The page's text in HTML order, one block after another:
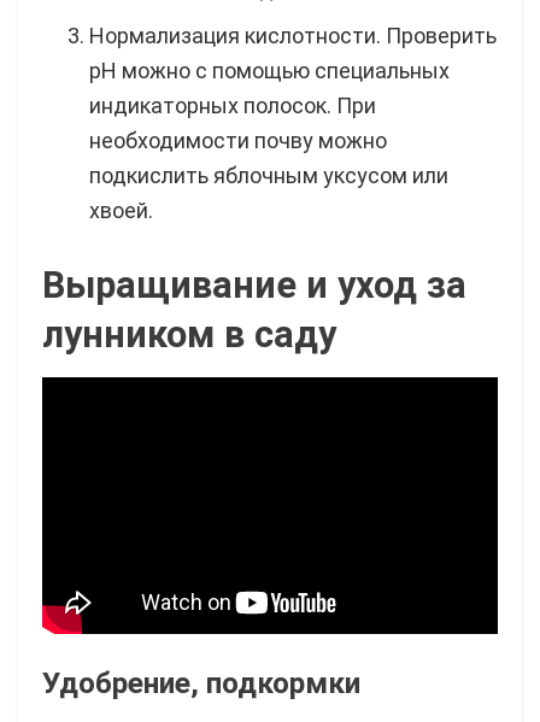
Нормализация кислотности. Проверить
pH можно с помощью специальных
индикаторных полосок. При
необходимости почву можно
подкислить яблочным уксусом или
хвоей.
Выращивание и уход за
лунником в саду
Удобрение, подкормки